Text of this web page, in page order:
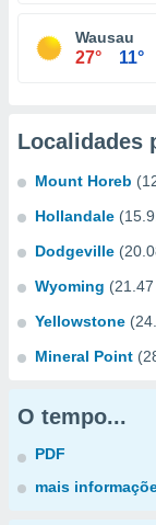
Wausau
27° 11°
Localidades
Mount Horeb
Hollandale
Dodgeville
Wyoming
Yellowstone
Mineral Point
O tempo...
PDF
mais